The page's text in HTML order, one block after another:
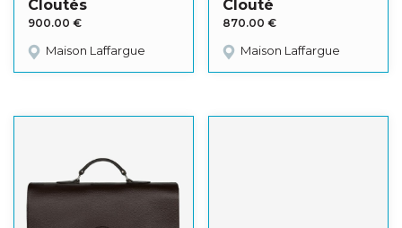
Cloutés
900.00 €
Maison Laffargue
Clouté
870.00€
Maison Laffargue